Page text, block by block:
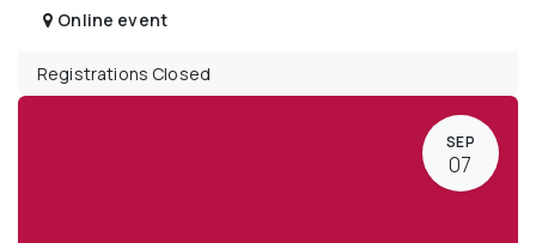
Online event
Registrations Closed
SEP
07